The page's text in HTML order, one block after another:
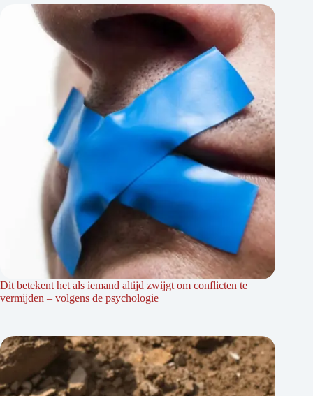
Dit betekent het als iemand altijd zwijgt om conflicten te
vermijden – volgens de psychologie